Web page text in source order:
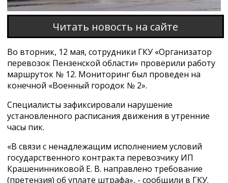
Читать новость на сайте
Во вторник, 12 мая, сотрудники ГКУ «Организатор
перевозок Пензенской области» проверили работу
маршруток № 12. Мониторинг был проведен на
конечной «Военный городок № 2».
Специалисты зафиксировали нарушение
установленного расписания движения в утренние
часы пик.
«В связи с ненадлежащим исполнением условий
государственного контракта перевозчику ИП
Крашенинниковой Е. В. направлено требование
(претензия) об уплате штрафа», - сообщили в ГКУ.